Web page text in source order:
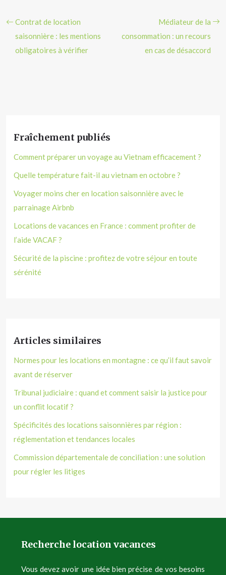
Contrat de location
saisonnière : les mentions
obligatoires à vérifier
Médiateur de la
consommation : un recours
en cas de désaccord
Fraîchement publiés
Comment préparer un voyage au Vietnam efficacement ?
Quelle température fait-il au vietnam en octobre ?
Voyager moins cher en location saisonnière avec le
parrainage Airbnb
Locations de vacances en France : comment profiter de
l’aide VACAF ?
Sécurité de la piscine : profitez de votre séjour en toute
sérénité
Articles similaires
Normes pour les locations en montagne : ce qu’il faut savoir
avant de réserver
Tribunal judiciaire : quand et comment saisir la justice pour
un conflit locatif ?
Spécificités des locations saisonnières par région :
réglementation et tendances locales
Commission départementale de conciliation : une solution
pour régler les litiges
Recherche location vacances
Vous devez avoir une idée bien précise de vos besoins